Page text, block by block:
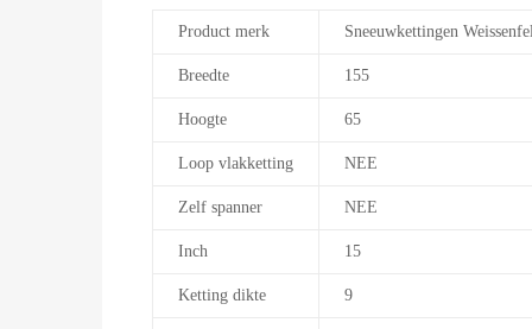
Product merk Sneeuwkettingen
Breedte 155
Hoogte 65
Loop vlakketting NEE
Zelf spanner NEE
Inch 15
Ketting dikte 9